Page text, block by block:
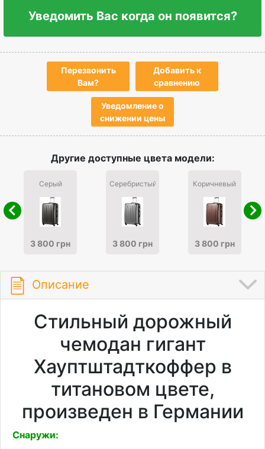
Уведомить Вас когда он появится?
Перезвонить
Вам?
Добавить к
сравнению
Уведомление о
снижении цены
Другие доступные цвета модели:
Серый
3 800 грн
Серебристый
3 800 грн
Коричневый
3 800 грн
Описание
Стильный дорожный
чемодан гигант
Хауптштадткоффер в
титановом цвете,
произведен в Германии
Снаружи: